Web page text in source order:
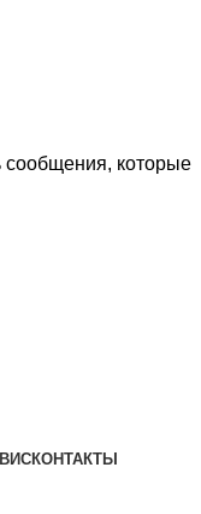
КОНТАКТЫ
сообщения, которые